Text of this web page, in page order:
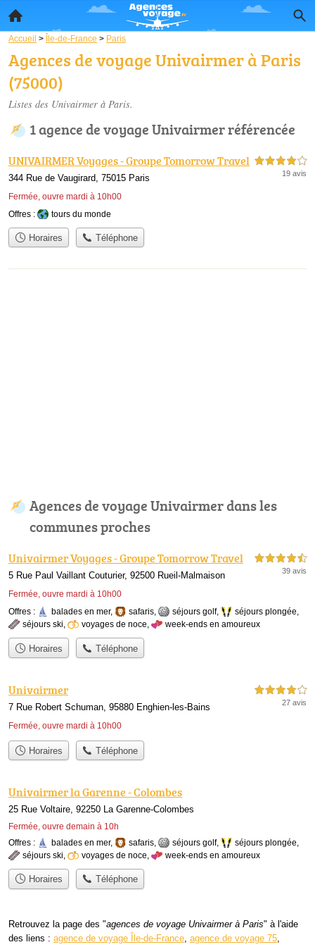
Accueil > Île-de-France > Paris
Agences de voyage Univairmer à Paris
(75000)
Listes des Univairmer à Paris.
1 agence de voyage Univairmer référencée
UNIVAIRMER Voyages - Groupe Tomorrow Travel
344 Rue de Vaugirard, 75015 Paris
Fermée, ouvre mardi à 10h00
4,0 étoiles sur 5
19 avis
Offres : tours du monde
Horaires Téléphone
Agences de voyage Univairmer dans les
communes proches
Univairmer Voyages - Groupe Tomorrow Travel
5 Rue Paul Vaillant Couturier, 92500 Rueil-Malmaison
Fermée, ouvre mardi à 10h00
4,5 étoiles sur 5
39 avis
Offres : balades en mer, safaris, séjours golf, séjours plongée,
séjours ski, voyages de noce, week-ends en amoureux
Horaires Téléphone
Univairmer
7 Rue Robert Schuman, 95880 Enghien-les-Bains
Fermée, ouvre mardi à 10h00
4,0 étoiles sur 5
27 avis
Horaires Téléphone
Univairmer la Garenne - Colombes
25 Rue Voltaire, 92250 La Garenne-Colombes
Fermée, ouvre demain à 10h
Offres :
balades en mer, safaris, séjours golf, séjours plongée,
séjours ski, voyages de noce, week-ends en amoureux
Horaires Téléphone
Retrouvez la page des "agences de voyage Univairmer à Paris" à l'aide
des liens : agence de voyage Île-de-France agence de voyage 75